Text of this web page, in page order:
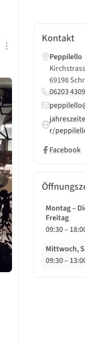
Kontakt
Peppilello
69198
06203
r/
Facebook
Montag –
Freitag
09:30–
Mittwoch,
09:30–